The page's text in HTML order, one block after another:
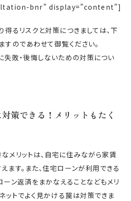
bnr” display=”content”]
得るリスクと対策につきましては、下
すのであわせて御覧ください。
敗・後悔しないための対策につい
策できる！メリットもたく
メリットは、自宅に住みながら家賃
ます。また、住宅ローンが利用できる
ーン返済をまかなえることなどもメリ
ットでよく見かける罠は対策できま